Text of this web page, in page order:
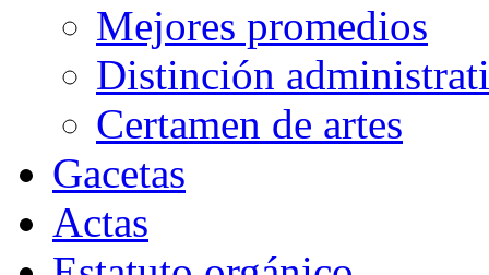
Mejores promedios
Distinción
Certamen de artes
Gacetas
Actas